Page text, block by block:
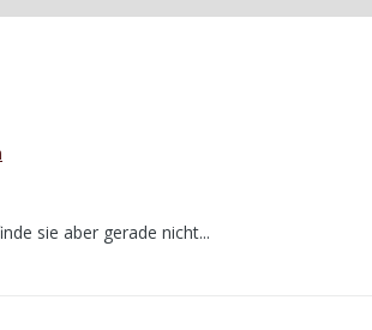
sie aber gerade nicht...